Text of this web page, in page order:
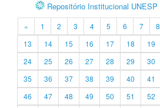
Repositório Institucional UNESP
« 1 2 3 4 5 6 7 8
13
14 15 16 17 18 19
24
25 26 27 28 29 30
35
36 37 38 39 40 41
46
47 48 49 50 51 52